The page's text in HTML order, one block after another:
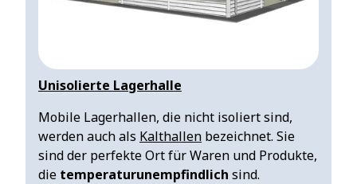
Unisolierte Lagerhalle
Mobile Lagerhallen, die nicht isoliert sind,
werden auch als Kalthallen bezeichnet. Sie
sind der perfekte Ort für Waren und Produkte,
die temperaturunempfindlich sind.